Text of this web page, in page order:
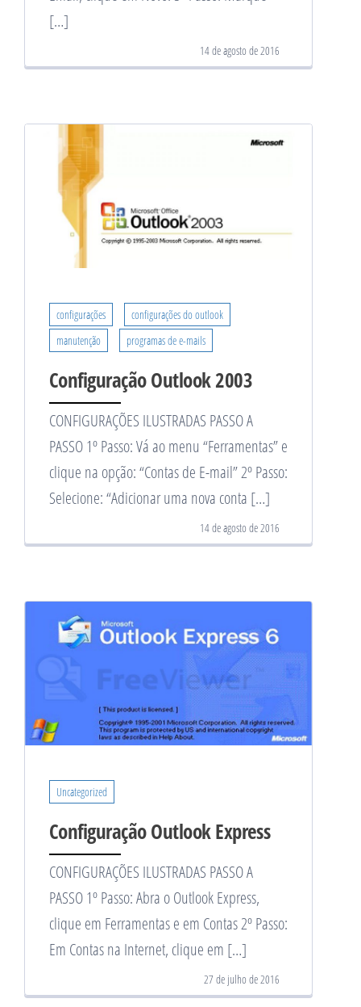
[…]
14 de agosto de 2016
configurações
configurações do outlook
manutenção
programas de e-mails
Configuração Outlook 2003
CONFIGURAÇÕES ILUSTRADAS PASSO A
PASSO 1º Passo: Vá ao menu “Ferramentas” e
clique na opção: “Contas de E-mail” 2º Passo:
Selecione: “Adicionar uma nova conta […]
14 de agosto de 2016
Uncategorized
Configuração Outlook Express
CONFIGURAÇÕES ILUSTRADAS PASSO A
PASSO 1º Passo: Abra o Outlook Express,
clique em Ferramentas e em Contas 2º Passo:
Em Contas na Internet, clique em […]
27 de julho de 2016